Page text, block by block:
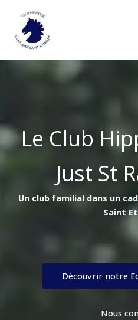
contenu
Le Club
Just St
Un club familial dans un
Saint
Découvrir notre
Nous